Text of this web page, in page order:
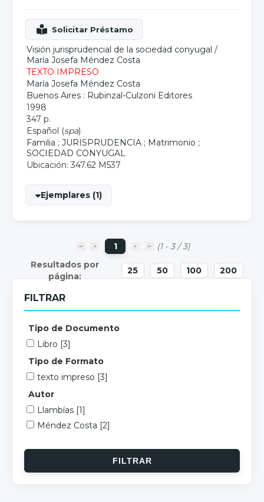
Visión jurisprudencial de la sociedad conyugal /
María Josefa Méndez Costa
TEXTO IMPRESO
María Josefa Méndez Costa
Buenos Aires : Rubinzal-Culzoni Editores
1998
347 p.
Español (spa)
Familia ; JURISPRUDENCIA ; Matrimonio ;
SOCIEDAD CONYUGAL
Ubicación: 347.62 M537
Ejemplares (1)
1 (1 - 3 / 3)
25 50 100 200
FILTRAR
Tipo de Documento
Libro [3]
Tipo de Formato
texto impreso [3]
Autor
Llambías [1]
Méndez Costa [2]